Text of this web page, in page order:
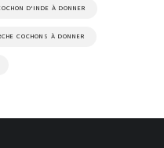
D'INDE À DONNER
COCHONS À DONNER